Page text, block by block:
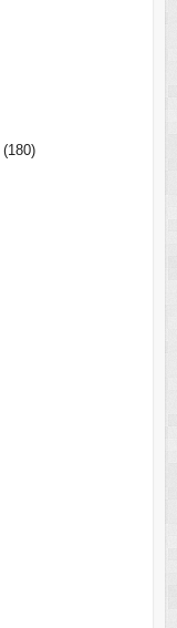
(180)